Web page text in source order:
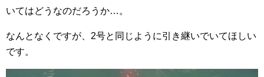
いてはどうなのだろうか…。
なんとなくですが、2号と同じように引き継いでいてほしい
です。